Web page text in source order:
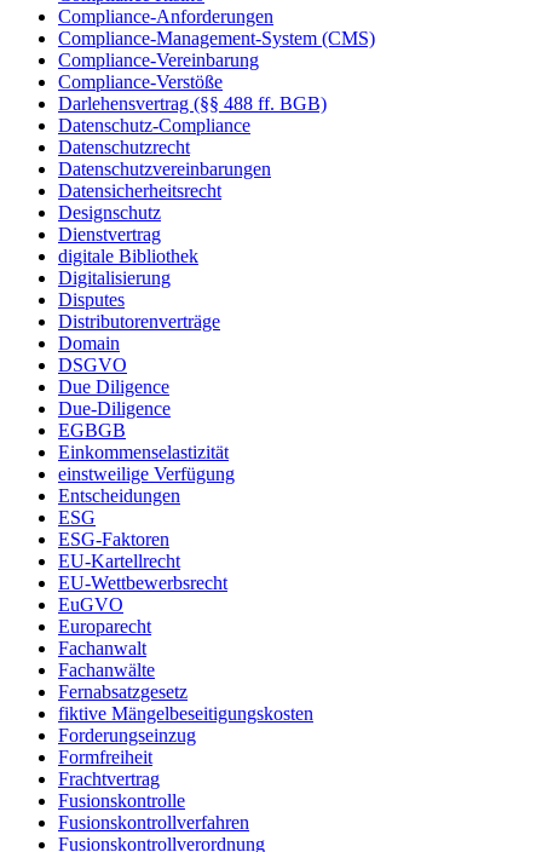
Compliance-Anforderungen
Compliance-Management-System (CMS)
Compliance-Vereinbarung
Compliance-Verstöße
Darlehensvertrag (§§ 488 ff. BGB)
Datenschutz-Compliance
Datenschutzrecht
Datenschutzvereinbarungen
Datensicherheitsrecht
Designschutz
Dienstvertrag
digitale Bibliothek
Digitalisierung
Disputes
Distributorenverträge
Domain
DSGVO
Due Diligence
Due-Diligence
EGBGB
Einkommenselastizität
einstweilige Verfügung
Entscheidungen
ESG
ESG-Faktoren
EU-Kartellrecht
EU-Wettbewerbsrecht
EuGVO
Europarecht
Fachanwalt
Fachanwälte
Fernabsatzgesetz
fiktive Mängelbeseitigungskosten
Forderungseinzug
Formfreiheit
Frachtvertrag
Fusionskontrolle
Fusionskontrollverfahren
Fusionskontrollverordnung